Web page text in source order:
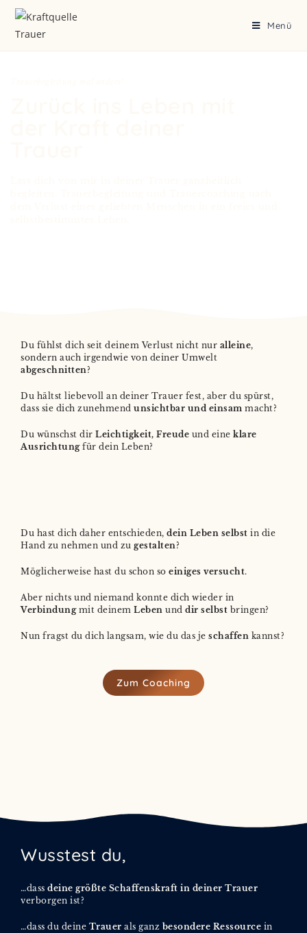
Menü
Du fühlst dich seit deinem Verlust nicht nur alleine,
sondern auch irgendwie von deiner Umwelt
abgeschnitten?
Du hältst liebevoll an deiner Trauer fest, aber du spürst,
dass sie dich zunehmend unsichtbar und einsam macht?
Du wünschst dir Leichtigkeit, Freude und eine klare
Ausrichtungfür dein Leben?
Du hast dich daher entschieden, dein Leben selbst in die
Hand zu nehmen und zu gestalten?
Möglicherweise hast du schon so einiges versucht.
Aber nichts und niemand konnte dich wieder in
Verbindungmit deinem Leben und dir selbst bringen?
Nun fragst du dich langsam, wie du das je schaffen kannst?
Zum Coaching
Wusstest du,
…dass deine größte Schaffenskraft in deiner Trauer
verborgen ist?
…dass du deine Trauer als ganz besondere Ressource in